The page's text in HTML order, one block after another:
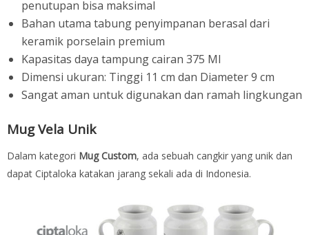
penutupan bisa maksimal
Bahan utama tabung penyimpanan berasal dari
keramik porselain premium
Kapasitas daya tampung cairan 375 Ml
Dimensi ukuran: Tinggi 11 cm dan Diameter 9 cm
Sangat aman untuk digunakan dan ramah lingkungan
Mug Vela Unik
Dalam kategori Mug Custom, ada sebuah cangkir yang unik dan
dapat Ciptaloka katakan jarang sekali ada di Indonesia.